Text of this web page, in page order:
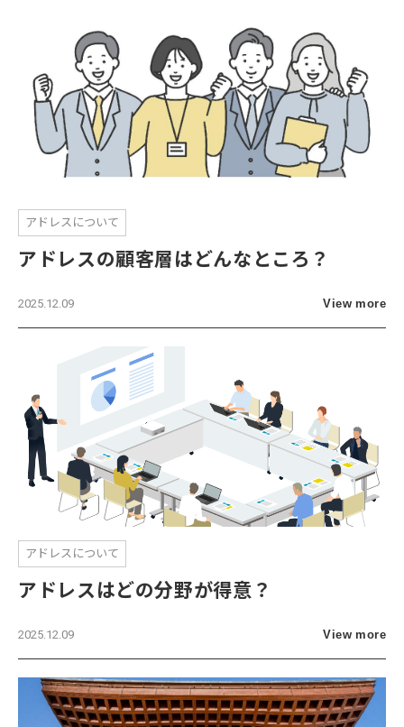
アドレスについて
アドレスの顧客層はどんなところ？
2025.12.09 View more
アドレスについて
アドレスはどの分野が得意？
2025.12.09 View more